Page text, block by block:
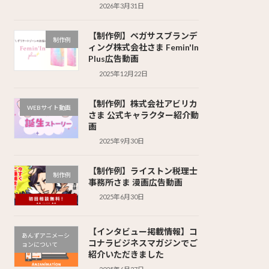
2026年3月31日
制作例
【制作例】ペガサスブランデ
ィング株式会社さま Femin'In
Plus広告動画
2025年12月22日
WEBサイト動画
【制作例】株式会社アビリカ
さま 公式キャラクター紹介動
画
2025年9月30日
制作例
【制作例】ライストン税理士
事務所さま 漫画広告動画
2025年6月30日
あんずアニメーシ
ョンについて
【インタビュー掲載情報】コ
コナラビジネスマガジンでご
紹介いただきました